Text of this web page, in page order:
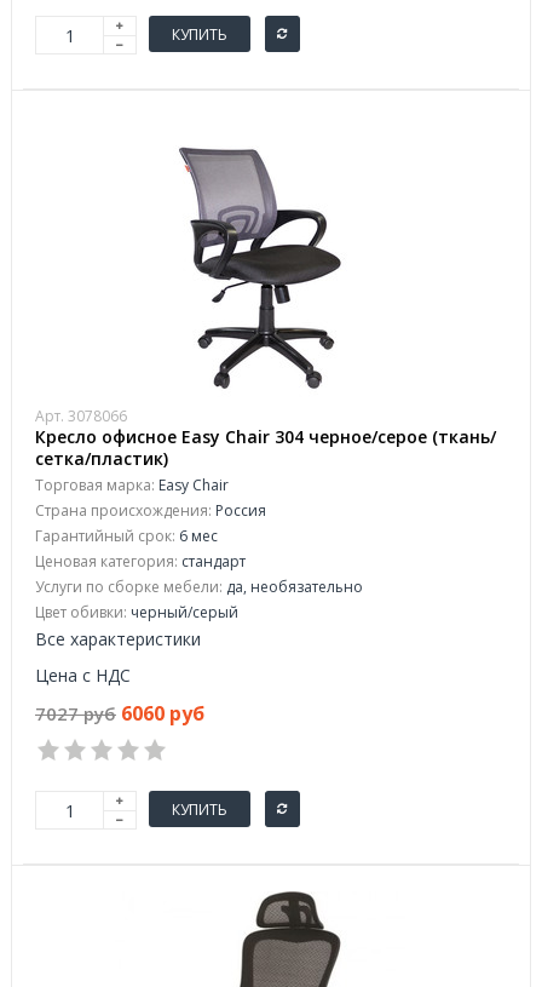
КУПИТЬ
Арт. 3078066
Кресло офисное Easy Chair 304 черное/серое (ткань/
сетка/пластик)
Торговая марка: Easy Chair
Страна происхождения: Россия
Гарантийный срок: 6 мес
Ценовая категория: стандарт
Услуги по сборке мебели: да, необязательно
Цвет обивки: черный/серый
Все характеристики
Цена с НДС
7027 руб 6060 руб
КУПИТЬ